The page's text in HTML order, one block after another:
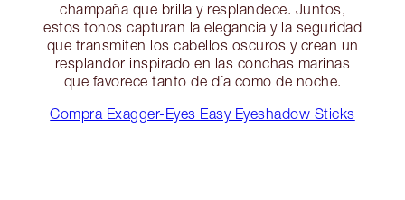
champaña que brilla y resplandece. Juntos,
estos tonos capturan la elegancia y la seguridad
que transmiten los cabellos oscuros y crean un
resplandor inspirado en las conchas marinas
que favorece tanto de día como de noche.
Compra Exagger-Eyes Easy Eyeshadow Sticks